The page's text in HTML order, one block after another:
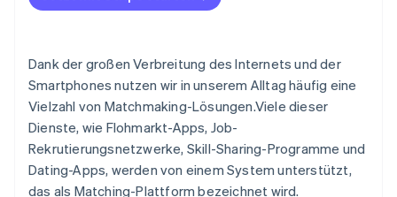
Pairs
Dank der großen Verbreitung des Internets und der
Smartphones nutzen wir in unserem Alltag häufig eine
Vielzahl von Matchmaking-Lösungen.Viele dieser
Dienste, wie Flohmarkt-Apps, Job-
Rekrutierungsnetzwerke, Skill-Sharing-Programme und
Dating-Apps, werden von einem System unterstützt,
das als Matching-Plattform bezeichnet wird.